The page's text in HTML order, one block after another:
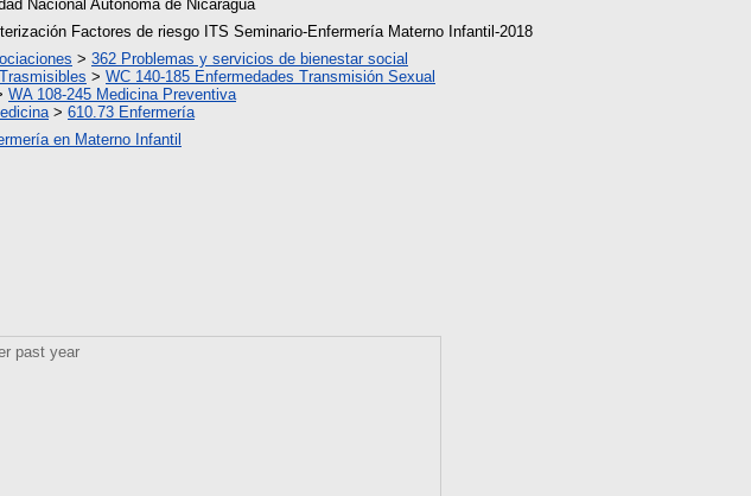
Nacional Autónoma de Nicaragua
Factores de riesgo ITS Seminario-Enfermería Materno Infantil-2018
> 362 Problemas y servicios de bienestar social
> WC 140-185 Enfermedades Transmisión Sexual
WA 108-245 Medicina Preventiva
> 610.73 Enfermería
en Materno Infantil
past year